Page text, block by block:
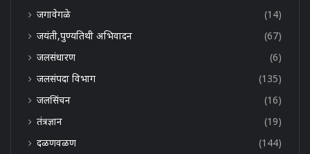
जगावेगळे
(14)
जयंती,पुण्यतिथी अभिवादन
(67)
जलसंधारण
(6)
जलसंपदा विभाग
(135)
जलसिंचन
(16)
तंत्रज्ञान
(19)
दळणवळण
(144)